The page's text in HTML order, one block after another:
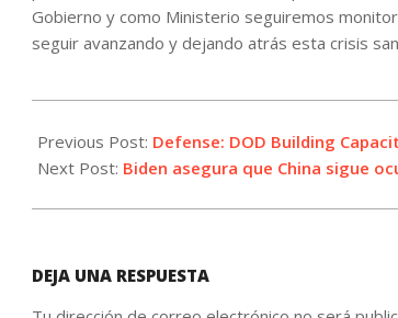
Gobierno y como Ministerio seguiremos
seguir avanzando y dejando atrás esta crisis
08-
28
Previous Post: Defense: DOD Building
Next Post: Biden asegura que China sigue
DEJA UNA RESPUESTA